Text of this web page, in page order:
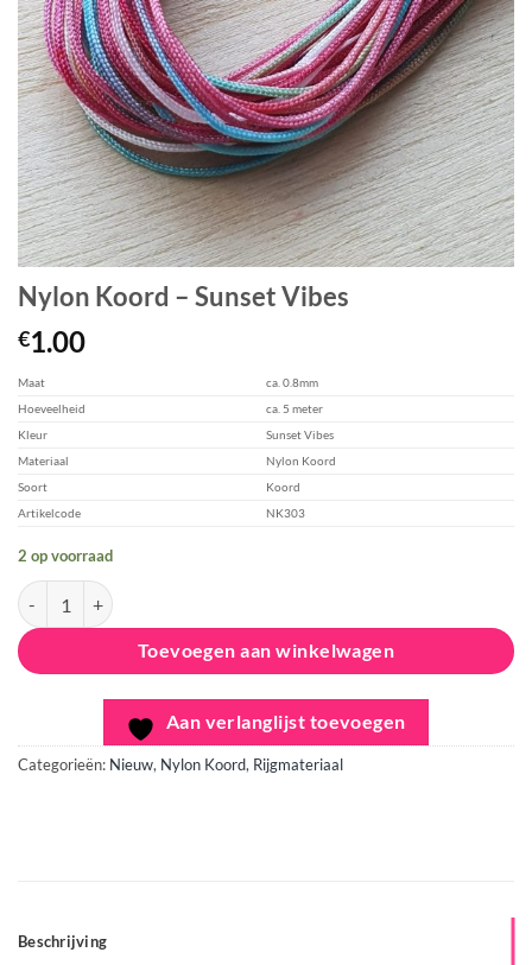
Nylon Koord – Sunset Vibes
€1.00
Maat
ca. 0.8mm
Hoeveelheid
ca. 5 meter
Kleur
Sunset Vibes
Materiaal
Nylon Koord
Soort
Koord
Artikelcode
NK303
2 op voorraad
Nylon Koord - Sunset Vibes aantal
Toevoegen aan winkelwagen
Aan verlanglijst toevoegen
Categorieën: Nieuw, Nylon Koord, Rijgmateriaal
Beschrijving